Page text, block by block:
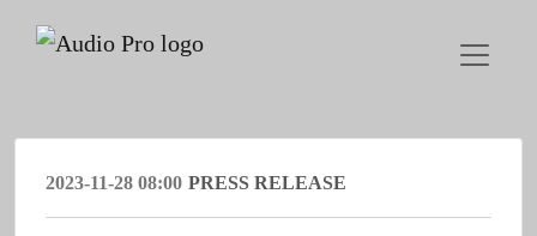
2023-11-28 08:00 PRESS RELEASE